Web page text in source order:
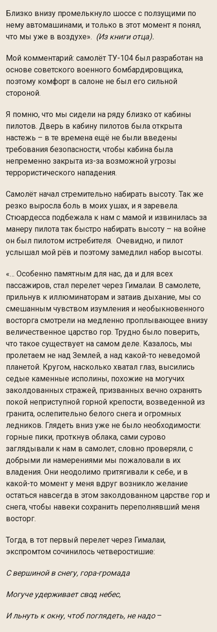
Близко внизу промелькнуло шоссе с ползущими по
нему автомашинами, и только в этот момент я понял,
что мы уже в воздухе». (Из книги отца).
Мой комментарий: самолёт ТУ-104 был разработан на
основе советского военного бомбардировщика,
поэтому комфорт в салоне не был его сильной
стороной.
Я помню, что мы сидели на ряду близко от кабины
пилотов. Дверь в кабину пилотов была открыта
настежь – в те времена ещё не были введены
требования безопасности, чтобы кабина была
непременно закрыта из-за возможной угрозы
террористического нападения.
Самолёт начал стремительно набирать высоту. Так же
резко выросла боль в моих ушах, и я заревела.
Стюардесса подбежала к нам с мамой и извинилась за
манеру пилота так быстро набирать высоту – на войне
он был пилотом истребителя. Очевидно, и пилот
услышал мой рёв и поэтому замедлил набор высоты.
«… Особенно памятным для нас, да и для всех
пассажиров, стал перелет через Гималаи. В самолете,
прильнув к иллюминаторам и затаив дыхание, мы со
смешанным чувством изумления и необыкновенного
восторга смотрели на медленно проплывающее внизу
величественное царство гор. Трудно было поверить,
что такое существует на самом деле. Казалось, мы
пролетаем не над Землей, а над какой-то неведомой
планетой. Кругом, насколько хватал глаз, высились
седые каменные исполины, похожие на могучих
заколдованных стражей, призванных вечно охранять
покой неприступной горной крепости, возведенной из
гранита, ослепительно белого снега и огромных
ледников. Глядеть вниз уже не было необходимости:
горные пики, проткнув облака, сами сурово
заглядывали к нам в самолет, словно проверяли, с
добрыми ли намерениями мы пожаловали в их
владения. Они неодолимо притягивали к себе, и в
какой-то момент у меня вдруг возникло желание
остаться навсегда в этом заколдованном царстве гор и
снега, чтобы навеки сохранить переполнявший меня
восторг.
Тогда, в тот первый перелет через Гималаи,
экспромтом сочинилось четверостишие:
С вершиной в снегу, гора-громада
Могуче удерживает свод небес,
И льнуть к окну, чтоб поглядеть, не надо –